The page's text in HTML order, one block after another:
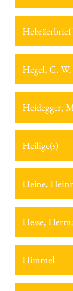
Hebräerbrief
Hegel, G. W.
Heidegger,
Heilige(s)
Heine,
Hesse,
Himmel